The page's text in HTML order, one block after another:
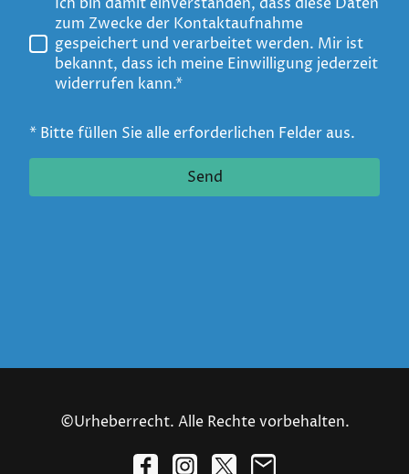
zum Zwecke der Kontaktaufnahme
gespeichert und verarbeitet werden. Mir ist
bekannt, dass ich meine Einwilligung jederzeit
widerrufen kann.*
* Bitte füllen Sie alle erforderlichen Felder aus.
Send
©Urheberrecht. Alle Rechte vorbehalten.